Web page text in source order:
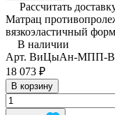
Рассчитать
Матрац
вязкоэластичный
В наличии
Арт. ВиЦыАн-МПП-
18 073 ₽
В корзину